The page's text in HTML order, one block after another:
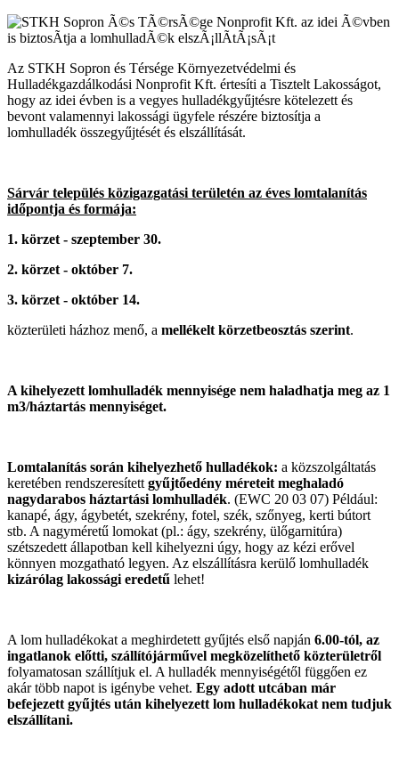
Az STKH Sopron és Térsége Környezetvédelmi és
Hulladékgazdálkodási Nonprofit Kft. értesíti a Tisztelt Lakosságot,
hogy az idei évben is a vegyes hulladékgyűjtésre kötelezett és
bevont valamennyi lakossági ügyfele részére biztosítja a
lomhulladék összegyűjtését és elszállítását.
Sárvár település közigazgatási területén az éves lomtalanítás
időpontja és formája:
1. körzet - szeptember 30.
2. körzet - október 7.
3. körzet - október 14.
közterületi házhoz menő, a mellékelt körzetbeosztás szerint.
A kihelyezett lomhulladék mennyisége nem haladhatja meg az 1
m3/háztartás mennyiséget.
Lomtalanítás során kihelyezhető hulladékok: a közszolgáltatás
keretében rendszeresített gyűjtőedény méreteit meghaladó
nagydarabos háztartási lomhulladék. (EWC 20 03 07) Például:
kanapé, ágy, ágybetét, szekrény, fotel, szék, szőnyeg, kerti bútort
stb. A nagyméretű lomokat (pl.: ágy, szekrény, ülőgarnitúra)
szétszedett állapotban kell kihelyezni úgy, hogy az kézi erővel
könnyen mozgatható legyen. Az elszállításra kerülő lomhulladék
kizárólag lakossági eredetű lehet!
A lom hulladékokat a meghirdetett gyűjtés első napján 6.00-tól, az
ingatlanok előtti, szállítójárművel megközelíthető közterületről
folyamatosan szállítjuk el. A hulladék mennyiségétől függően ez
akár több napot is igénybe vehet. Egy adott utcában már
befejezett gyűjtés után kihelyezett lom hulladékokat nem tudjuk
elszállítani.